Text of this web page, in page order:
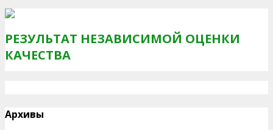
РЕЗУЛЬТАТ НЕЗАВИСИМОЙ ОЦЕНКИ
КАЧЕСТВА
Архивы